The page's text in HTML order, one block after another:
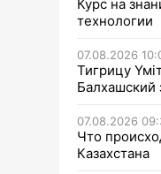
Курс на
технологии
07.08.2026
Тигрицу
Балхашский
07.08.2026
Что
Казахстана